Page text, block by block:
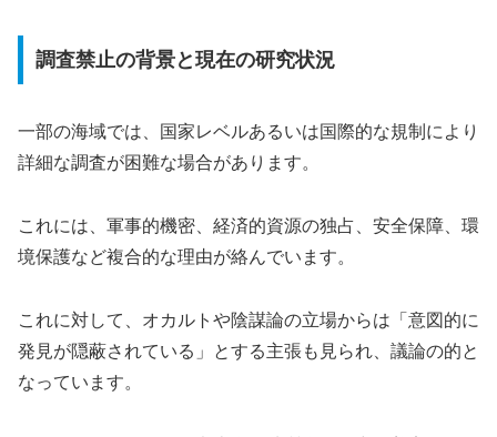
調査禁止の背景と現在の研究状況
一部の海域では、国家レベルあるいは国際的な規制により
詳細な調査が困難な場合があります。
これには、軍事的機密、経済的資源の独占、安全保障、環
境保護など複合的な理由が絡んでいます。
これに対して、オカルトや陰謀論の立場からは「意図的に
発見が隠蔽されている」とする主張も見られ、議論の的と
なっています。